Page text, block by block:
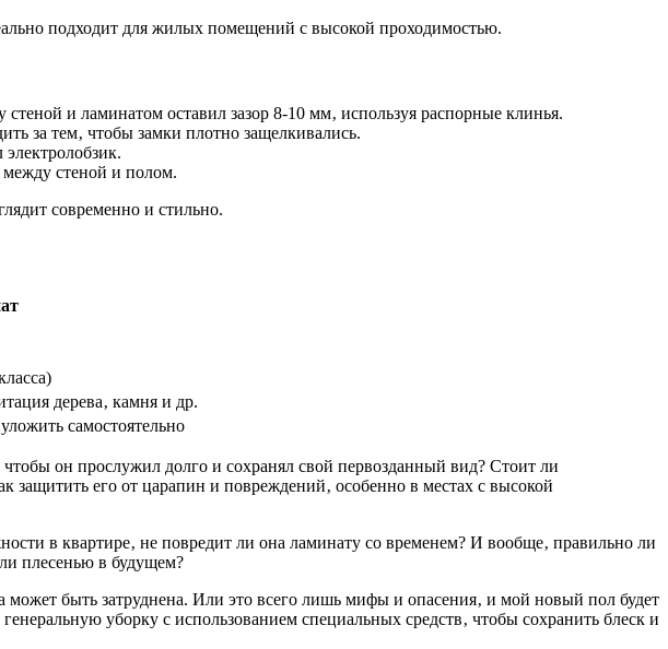
подходит для жилых помещений с высокой проходимостью.
и ламинатом оставил зазор 8-10 мм‚ используя распорные клинья.
за тем‚ чтобы замки плотно защелкивались.
между стеной и полом.
современно и стильно.
дерева‚ камня и др.
самостоятельно
он прослужил долго и сохранял свой первозданный вид? Стоит ли
защитить его от царапин и повреждений‚ особенно в местах с высокой
в квартире‚ не повредит ли она ламинату со временем? И вообще‚ правильно ли
плесенью в будущем?
быть затруднена. Или это всего лишь мифы и опасения‚ и мой новый пол будет
уборку с использованием специальных средств‚ чтобы сохранить блеск и